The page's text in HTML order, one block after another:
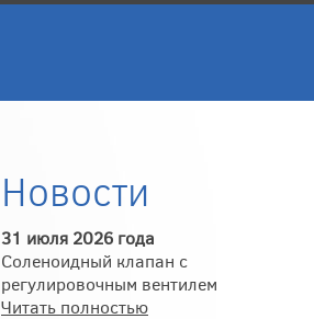
Новости
31 июля 2026 года
Соленоидный клапан с
регулировочным вентилем
Читать полностью